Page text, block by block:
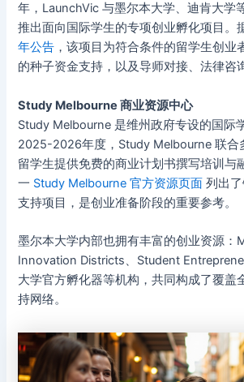
年，LaunchVic 与墨尔本大学、迪肯大学
推出面向国际学生的专项创业孵化项目。
年公告 ，该项目为符合条件的留学生创业
的种子资金支持，以及导师对接、法律咨
Study Melbourne 商业资源中心
Study Melbourne 是维州政府专设的国际
2025-2026年度，Study Melbourne 联合
留学生提供免费的商业计划书撰写培训与
一 Study Melbourne 官方资源页面 列出
支持项目，是创业准备阶段的重要参考。
墨尔本大学内部也拥有丰富的创业资源：
Innovation Districts、Student
大学官方孵化器等机构，共同构成了覆盖
持网络。